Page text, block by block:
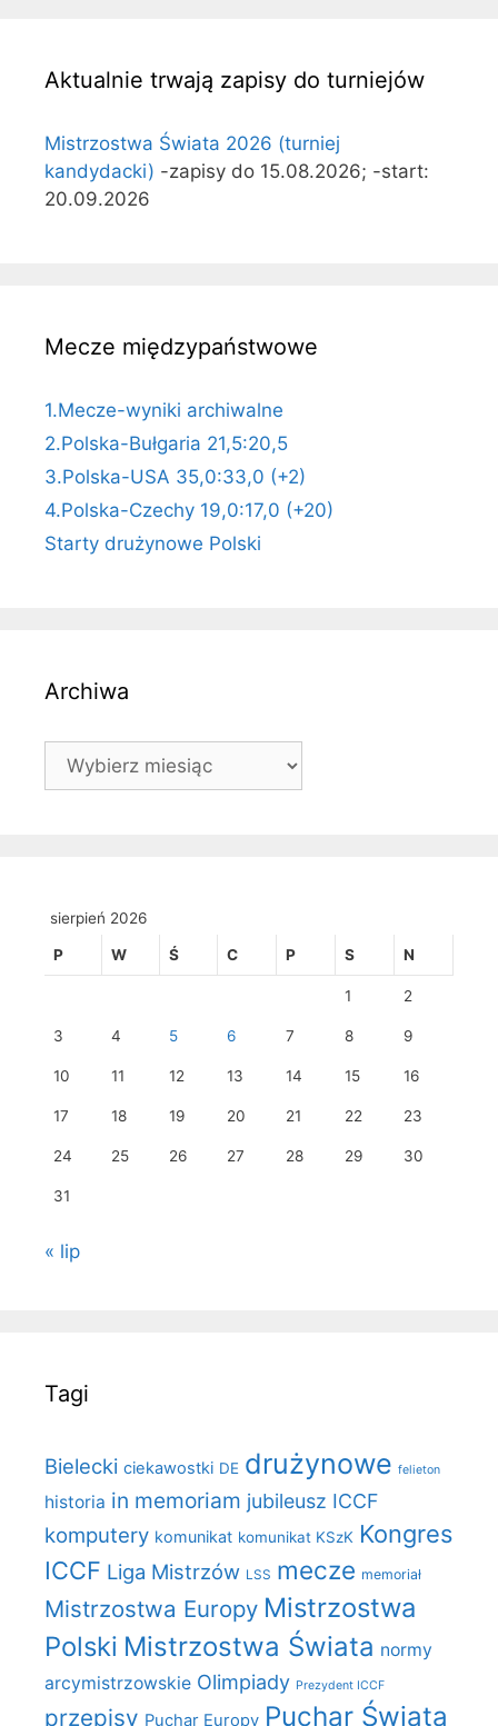
Aktualnie trwają zapisy do turniejów
Mistrzostwa Świata 2026 (turniej
kandydacki) -zapisy do 15.08.2026; -start:
20.09.2026
Mecze międzypaństwowe
1.Mecze-wyniki archiwalne
2.Polska-Bułgaria 21,5:20,5
3.Polska-USA 35,0:33,0 (+2)
4.Polska-Czechy 19,0:17,0 (+20)
Starty drużynowe Polski
Archiwa
Archiwa
sierpień 2026
P W Ś C P S N
1 2
3 4 5 6 7 8 9
10 11 12 13 14 15 16
17 18 19 20 21 22 23
24 25 26 27 28 29 30
31
« lip
Tagi
Bielecki ciekawostki DE drużynowe felieton
historia in memoriam jubileusz ICCF
komputery komunikat komunikat KSzK Kongres
ICCF Liga Mistrzów LSS mecze memoriał
Mistrzostwa Europy Mistrzostwa
Polski Mistrzostwa Świata normy
arcymistrzowskie Olimpiady Prezydent ICCF
przepisy Puchar Europy Puchar Świata